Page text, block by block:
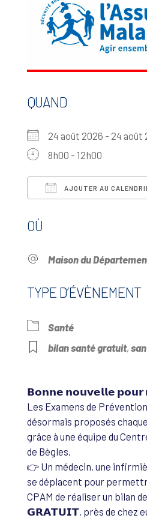
QUAND
24 août 2026 - 24 août
8h00 - 12h00
AJOUTER AU
OÙ
Maison du
TYPE D’ÉVÈNEMENT
Santé
bilan santé gratuit,
𝗕𝗼𝗻𝗻𝗲 𝗻𝗼𝘂𝘃𝗲𝗹𝗹𝗲 𝗽𝗼𝘂𝗿
Les Examens de
désormais proposés
grâce à une équipe du
de Bègles.
👉 Un médecin, une
se déplacent pour
CPAM de réaliser un bilan
𝗚𝗥𝗔𝗧𝗨𝗜𝗧, près de chez